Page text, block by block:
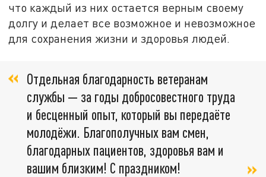
что каждый из них остается верным своему
долгу и делает все возможное и невозможное
для сохранения жизни и здоровья людей.
Отдельная благодарность ветеранам
службы — за годы добросовестного труда
и бесценный опыт, который вы передаёте
молодёжи. Благополучных вам смен,
благодарных пациентов, здоровья вам и
вашим близким! С праздником!